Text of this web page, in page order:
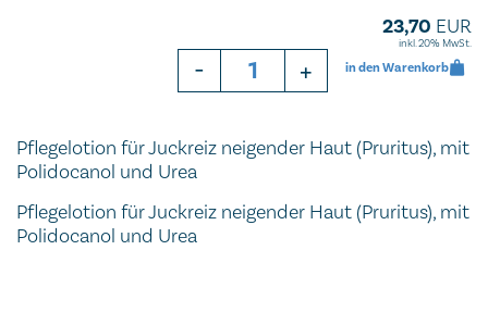
23,70 EUR
inkl. 20% MwSt.
- + in den Warenkorb
Pflegelotion für Juckreiz neigender Haut (Pruritus), mit
Polidocanol und Urea
Pflegelotion für Juckreiz neigender Haut (Pruritus), mit
Polidocanol und Urea